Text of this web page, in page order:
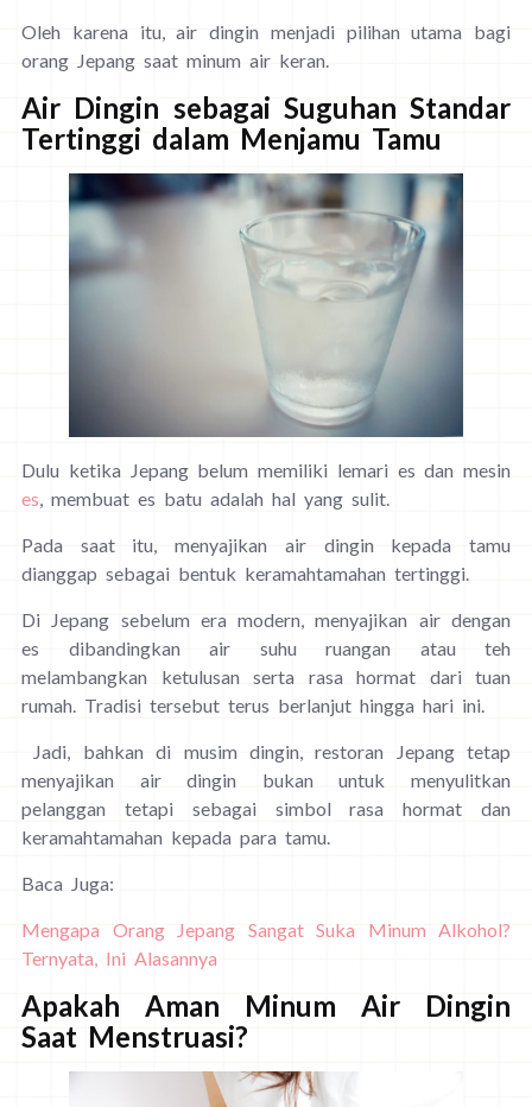
Oleh karena itu, air dingin menjadi pilihan utama bagi
orang Jepang saat minum air keran.
Air Dingin sebagai Suguhan Standar
Tertinggi dalam Menjamu Tamu
Dulu ketika Jepang belum memiliki lemari es dan mesin
es , membuat es batu adalah hal yang sulit.
Pada saat itu, menyajikan air dingin kepada tamu
dianggap sebagai bentuk keramahtamahan tertinggi.
Di Jepang sebelum era modern, menyajikan air dengan
es dibandingkan air suhu ruangan atau teh
melambangkan ketulusan serta rasa hormat dari tuan
rumah. Tradisi tersebut terus berlanjut hingga hari ini.
Jadi, bahkan di musim dingin, restoran Jepang tetap
menyajikan air dingin bukan untuk menyulitkan
pelanggan tetapi sebagai simbol rasa hormat dan
keramahtamahan kepada para tamu.
Baca Juga:
Mengapa Orang Jepang Sangat Suka Minum Alkohol?
Ternyata, Ini Alasannya
Apakah Aman Minum Air Dingin
Saat Menstruasi?